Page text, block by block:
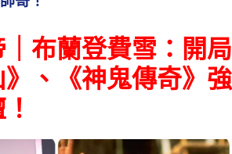
布蘭登費雪：開局
、《神鬼傳奇》強